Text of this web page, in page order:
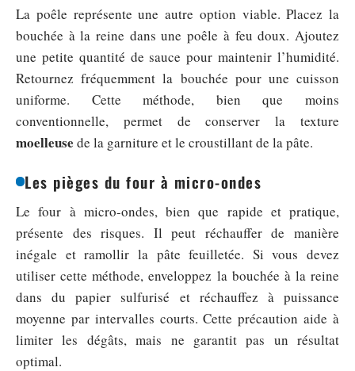
La poêle représente une autre option viable. Placez la
bouchée à la reine dans une poêle à feu doux. Ajoutez
une petite quantité de sauce pour maintenir l’humidité.
Retournez fréquemment la bouchée pour une cuisson
uniforme. Cette méthode, bien que moins
conventionnelle, permet de conserver la texture
moelleuse de la garniture et le croustillant de la pâte.
Les pièges du four à micro-ondes
Le four à micro-ondes, bien que rapide et pratique,
présente des risques. Il peut réchauffer de manière
inégale et ramollir la pâte feuilletée. Si vous devez
utiliser cette méthode, enveloppez la bouchée à la reine
dans du papier sulfurisé et réchauffez à puissance
moyenne par intervalles courts. Cette précaution aide à
limiter les dégâts, mais ne garantit pas un résultat
optimal.